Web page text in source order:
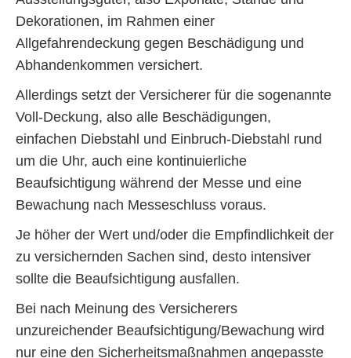
Dekorationen, im Rahmen einer
Allgefahrendeckung gegen Beschädigung und
Abhandenkommen versichert.
Allerdings setzt der Versicherer für die sogenannte
Voll-Deckung, also alle Beschädigungen,
einfachen Diebstahl und Einbruch-Diebstahl rund
um die Uhr, auch eine kontinuierliche
Beaufsichtigung während der Messe und eine
Bewachung nach Messeschluss voraus.
Je höher der Wert und/oder die Empfindlichkeit der
zu versichernden Sachen sind, desto intensiver
sollte die Beaufsichtigung ausfallen.
Bei nach Meinung des Versicherers
unzureichender Beaufsichtigung/Bewachung wird
nur eine den Sicherheitsmaßnahmen angepasste